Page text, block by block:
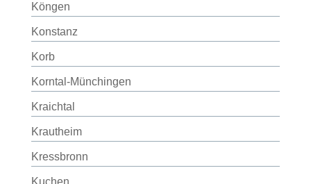
Köngen
Konstanz
Korb
Korntal-Münchingen
Kraichtal
Krautheim
Kressbronn
Kuchen